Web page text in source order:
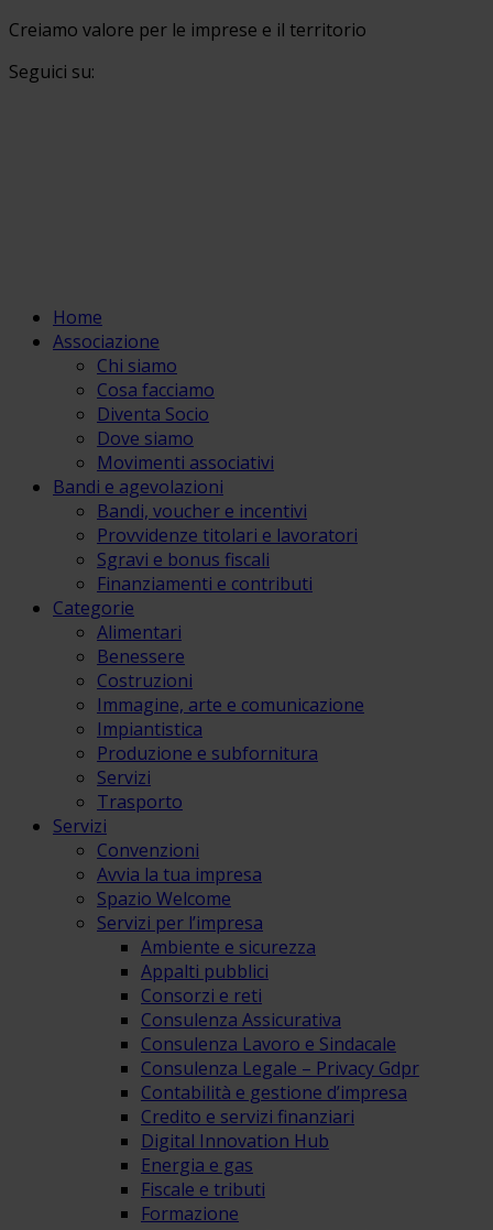
Creiamo valore per le imprese e il territorio
Seguici su:
Home
Associazione
Chi siamo
Cosa facciamo
Diventa Socio
Dove siamo
Movimenti associativi
Bandi e agevolazioni
Bandi, voucher e incentivi
Provvidenze titolari e lavoratori
Sgravi e bonus fiscali
Finanziamenti e contributi
Categorie
Alimentari
Benessere
Costruzioni
Immagine, arte e comunicazione
Impiantistica
Produzione e subfornitura
Servizi
Trasporto
Servizi
Convenzioni
Avvia la tua impresa
Spazio Welcome
Servizi per l’impresa
Ambiente e sicurezza
Appalti pubblici
Consorzi e reti
Consulenza Assicurativa
Consulenza Lavoro e Sindacale
Consulenza Legale – Privacy Gdpr
Contabilità e gestione d’impresa
Credito e servizi finanziari
Digital Innovation Hub
Energia e gas
Fiscale e tributi
Formazione